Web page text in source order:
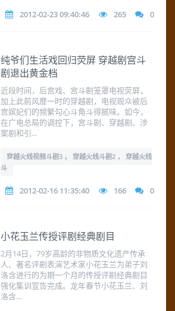
2012-02-23 09:40:46 265 0
纯爷们生活戏回归荧屏 穿越剧宫斗
剧退出黄金档
近段时间，后宫戏、宫斗剧笼罩电视荧屏，
加上此前风靡一时的穿越剧，电视观众被后
宫嫔妃们的频繁勾心斗角斗得腻味。如今，
在广电总局的调控下，宫斗剧、穿越剧、涉
案剧和引...
穿越火线视频斗剧3 ， 穿越火线斗剧2 ， 穿越火线
斗
2012-02-16 11:35:40 166 0
小花玉兰传授评剧经典剧目
2月14日，79岁高龄的非物质文化遗产传承
人、著名评剧表演艺术家小花玉兰为弟子刘
洛含进行的为期一个月的传授评剧经典剧目
强化集训宣告完成。龙年春节小花玉兰、刘
洛含...